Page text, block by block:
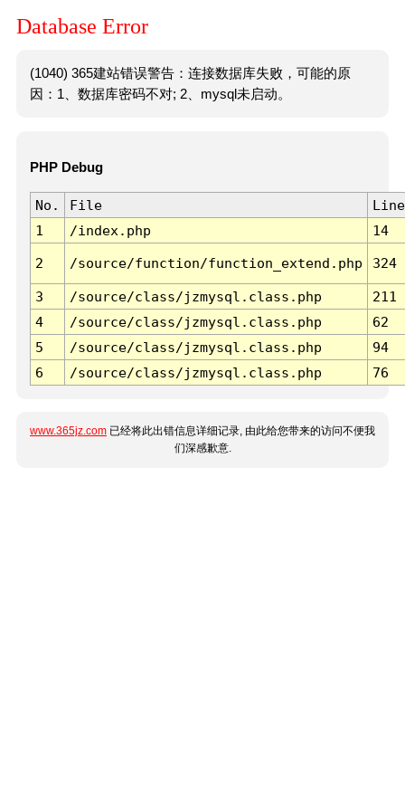
Database Error
(1040) 365建站错误警告：连接数据库失败，可能的原
因：1、数据库密码不对; 2、mysql未启动。
PHP Debug
No. File
Line
1
/index.php 14
2 /source/function/function_extend.php 324
3 /source/class/jzmysql.class.php
211
4
/source/class/jzmysql.class.php
62
5
/source/class/jzmysql.class.php
94
6
/source/class/jzmysql.class.php 76
www.365jz.com 已经将此出错信息详细记录, 由此给您带来的访问不便我
们深感歉意.